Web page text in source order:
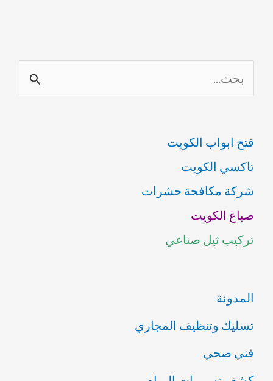
ل
ح
ث
ع
ن
:
فتح ابواب الكويت
تاكسي الكويت
شركة مكافحة حشرات
صباغ الكويت
تركيب ثيل صناعي
المدونة
تسليك وتنظيف المجاري
فني صحي